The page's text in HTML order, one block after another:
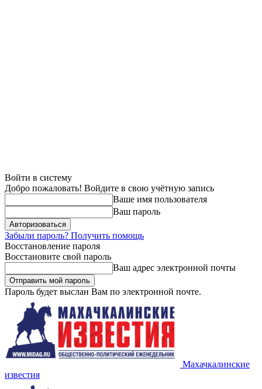
Войти в систему
Добро пожаловать! Войдите в свою учётную запись
Ваше имя пользователя
Ваш пароль
Забыли пароль? Получить помощь
Восстановление пароля
Восстановите свой пароль
Ваш адрес электронной почты
Пароль будет выслан Вам по электронной почте.
Махачкалинские
известия